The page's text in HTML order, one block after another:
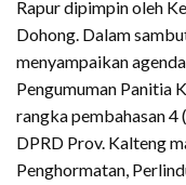
Rapur dipimpin oleh
Dohong. Dalam
menyampaikan
Pengumuman Panitia
rangka pembahasan 4
DPRD Prov. Kalteng
Penghormatan,